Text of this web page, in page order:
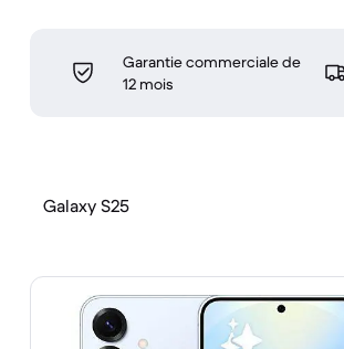
Garantie commerciale de
12 mois
Galaxy S25